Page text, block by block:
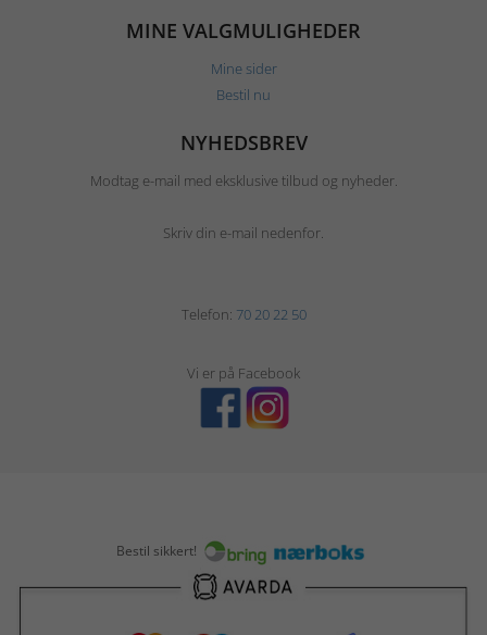
MINE VALGMULIGHEDER
Mine sider
Bestil nu
NYHEDSBREV
Modtag e-mail med eksklusive tilbud og nyheder.
Skriv din e-mail nedenfor.
Telefon: 70 20 22 50
Vi er på Facebook
Bestil sikkert!